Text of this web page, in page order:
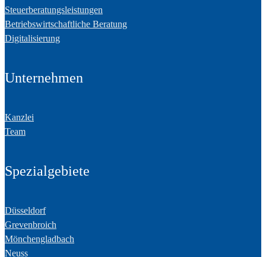
Steuerberatungsleistungen
Betriebswirtschaftliche Beratung
Digitalisierung
Unternehmen
Kanzlei
Team
Spezialgebiete
Düsseldorf
Grevenbroich
Mönchengladbach
Neuss